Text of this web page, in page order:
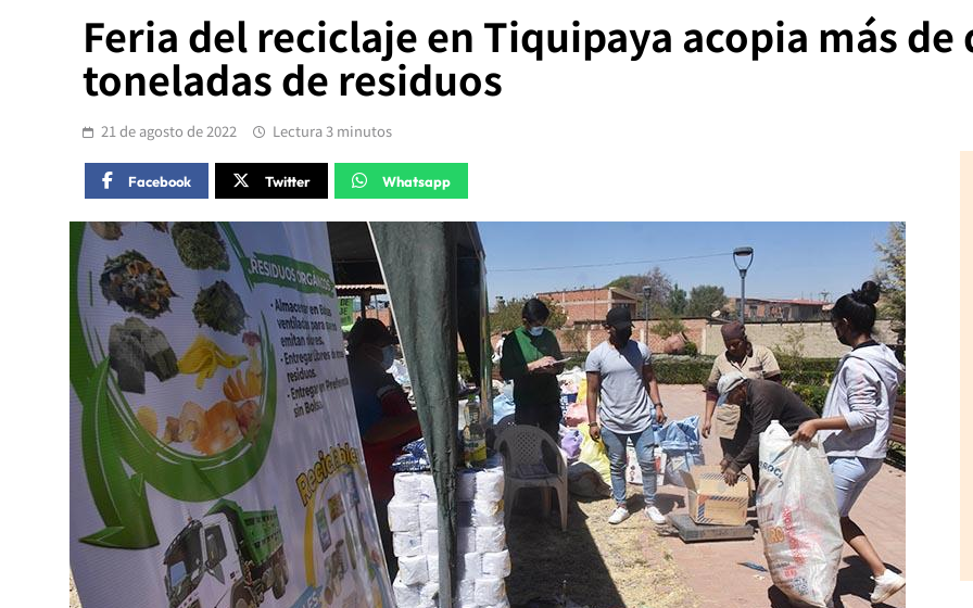
Feria del reciclaje en Tiquipaya acopia más de
toneladas de residuos
21 de agosto de 2022 Lectura 3 minutos
Facebook Twitter Whatsapp